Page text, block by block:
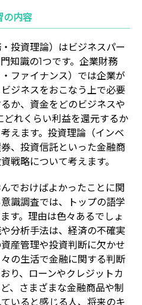
の内容
投資理論）はビジネスパー
知識の1つです。企業財務
ファイナンス）では企業が
ジネスをおこなう上で必要
か、資金をどのビジネスや
れくらい利益を還元するか
えます。投資理論（インベ
、投資信託といった金融商
戦略について考えます。
でおけばよかったことに関
識調査では、トップの語学
す。理由は色々あるでしょ
分析手法は、経済の不確実
産管理や投資判断に欠かせ
の生活で金融に関する判断
り、ローンやクレジットカ
、さまざまな金融商品や制
いると感じる人、将来のキ